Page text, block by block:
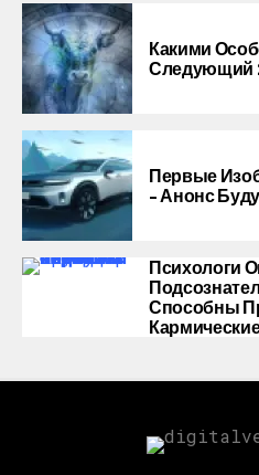
Какими
Следующий
Первые
– Анонс
Психологи
Способны